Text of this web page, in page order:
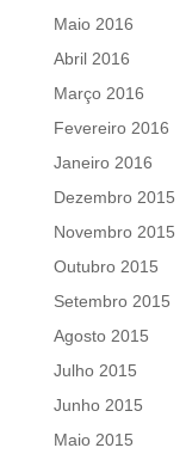
Maio 2016
Abril 2016
Março 2016
Fevereiro 2016
Janeiro 2016
Dezembro 2015
Novembro 2015
Outubro 2015
Setembro 2015
Agosto 2015
Julho 2015
Junho 2015
Maio 2015